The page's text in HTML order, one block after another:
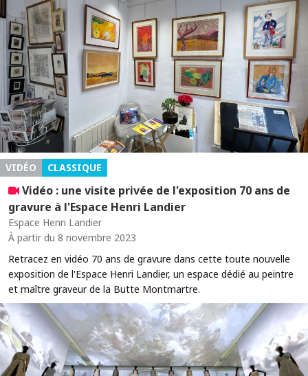
VIDÉO CLASSIQUE
Vidéo : une visite privée de l'exposition 70 ans de
gravure à l'Espace Henri Landier
Espace Henri Landier
À partir du 8 novembre 2023
Retracez en vidéo 70 ans de gravure dans cette toute nouvelle
exposition de l'Espace Henri Landier, un espace dédié au peintre
et maître graveur de la Butte Montmartre.